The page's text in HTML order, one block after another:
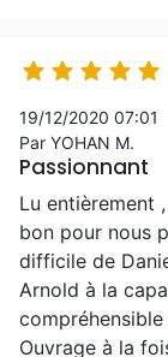
    
19/12/2020 07:01
Par YOHAN M.
Passionnant
Lu entièrement
bon pour nous
difficile de
Arnold à la
Ouvrage à la